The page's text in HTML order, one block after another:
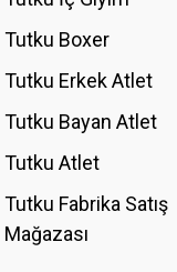
Tutku Boxer
Tutku Erkek Atlet
Tutku Bayan Atlet
Tutku Atlet
Tutku Fabrika Satış
Mağazası